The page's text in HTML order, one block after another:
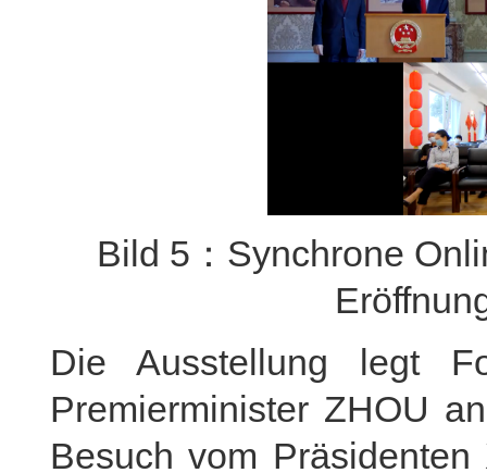
Bild 5：Synchrone
Die Ausstellung legt
Premierminister ZHOU
Besuch vom